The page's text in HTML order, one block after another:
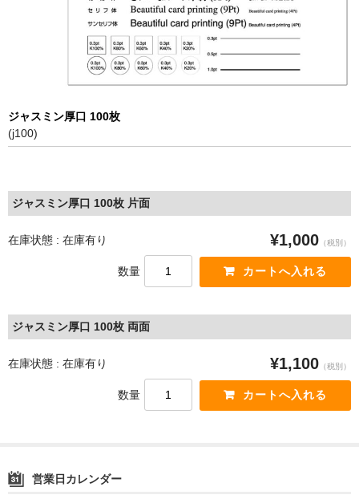
ジャスミン厚口 100枚
(j100)
ジャスミン厚口 100枚 片面
在庫状態 : 在庫有り ¥1,000 （税別）
数量
ジャスミン厚口 100枚 両面
在庫状態 : 在庫有り ¥1,100 （税別）
数量
営業日カレンダー